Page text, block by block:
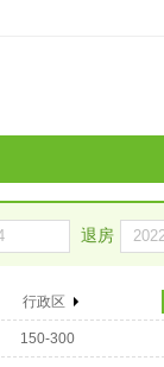
退房
行政区
150-300